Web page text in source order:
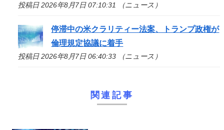
投稿日 2026年8月7日 07:10:31 （ニュース）
停滞中の米クラリティー法案、トランプ政権が
倫理規定協議に着手
投稿日 2026年8月7日 06:40:33 （ニュース）
関連記事